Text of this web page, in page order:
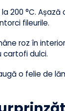
somon cu
Presară din
la 200 °C.
întorci fileurile.